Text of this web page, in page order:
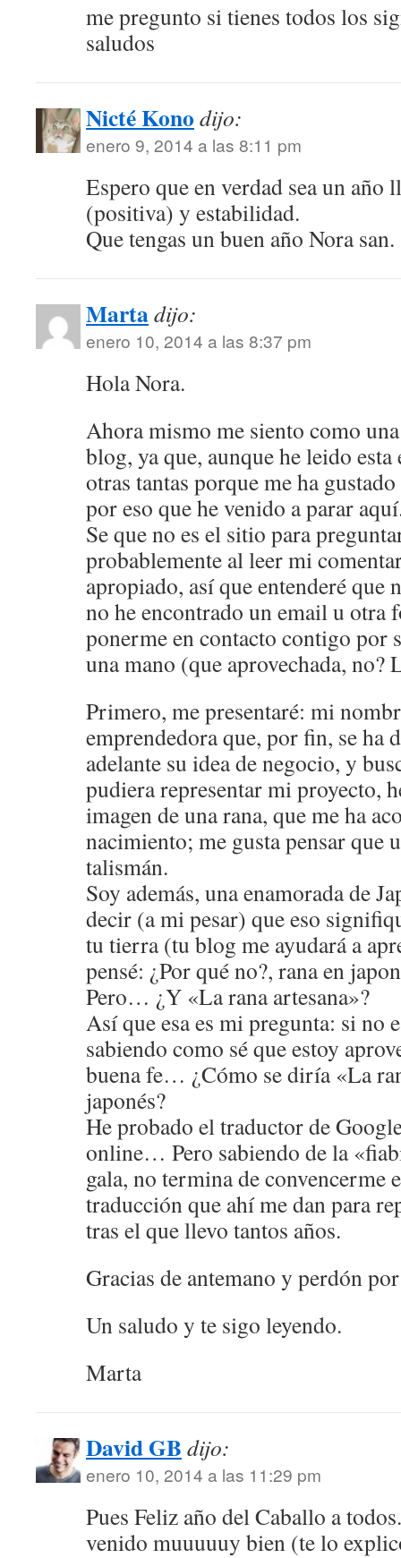
me pregunto si tienes todos los
saludos
Nicté Kono dijo:
enero 9, 2014 a las 8:11 pm
Espero que en verdad sea un año
(positiva) y estabilidad.
Que tengas un buen año Nora san.
Martadijo:
enero 10, 2014 a las 8:37 pm
Hola Nora.
Ahora mismo me siento como
blog, ya que, aunque he leido
otras tantas porque me ha
por eso que he venido a parar
Se que no es el sitio para
probablemente al leer mi
apropiado, así que entenderé
no he encontrado un email u otra
ponerme en contacto contigo por
una mano (que aprovechada, no?
Primero, me presentaré: mi
emprendedora que, por fin, se ha
adelante su idea de negocio, y
pudiera representar mi proyecto,
imagen de una rana, que me ha
nacimiento; me gusta pensar que
talismán.
Soy además, una enamorada de
decir (a mi pesar) que eso
tu tierra (tu blog me ayudará a
pensé: ¿Por qué no?, rana en
Pero… ¿Y «La rana artesana»?
Así que esa es mi pregunta: si no
sabiendo como sé que estoy
buena fe… ¿Cómo se diría «La
japonés?
He probado el traductor de
online… Pero sabiendo de la
gala, no termina de convencerme
traducción que ahí me dan para
tras el que llevo tantos años.
Gracias de antemano y perdón
Un saludo y te sigo leyendo.
Marta
David GB dijo:
enero 10, 2014 a las 11:29 pm
Pues Feliz año del Caballo a
venido muuuuuy bien (te lo